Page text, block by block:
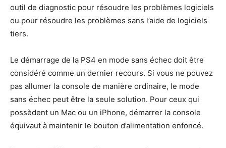
outil de diagnostic pour résoudre les problèmes logiciels
ou pour résoudre les problèmes sans l’aide de logiciels
tiers.
Le démarrage de la PS4 en mode sans échec doit être
considéré comme un dernier recours. Si vous ne pouvez
pas allumer la console de manière ordinaire, le mode
sans échec peut être la seule solution. Pour ceux qui
possèdent un Mac ou un iPhone, démarrer la console
équivaut à maintenir le bouton d’alimentation enfoncé.